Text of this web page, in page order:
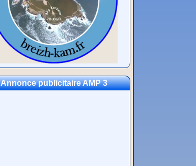
Annonce publicitaire AMP 3